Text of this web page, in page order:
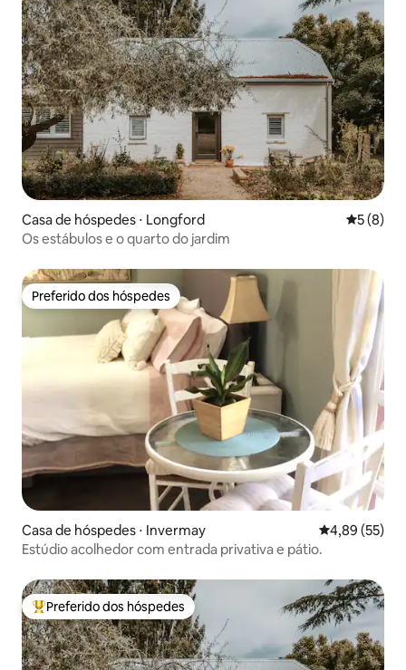
Casa de hóspedes ⋅ Longford 5 de
5 (8)
Os estábulos e o quarto do jardim
Preferido dos hóspedes
Preferido dos hóspedes
Casa de hóspedes ⋅ Invermay 4,89 de uma
4,89 (55)
Estúdio acolhedor com entrada privativa e pátio.
Entre os melhores preferidos dos hóspedes
Preferido dos hóspedes